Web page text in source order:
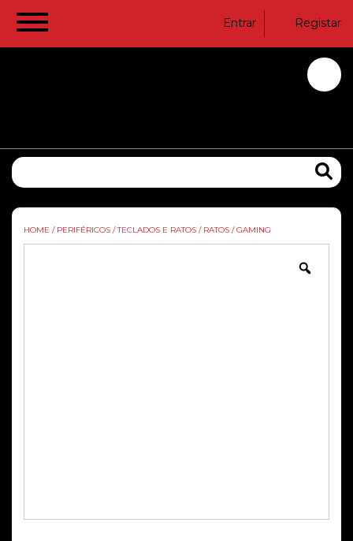
Entrar Registar
HOME / PERIFÉRICOS / TECLADOS E RATOS / RATOS / GAMING